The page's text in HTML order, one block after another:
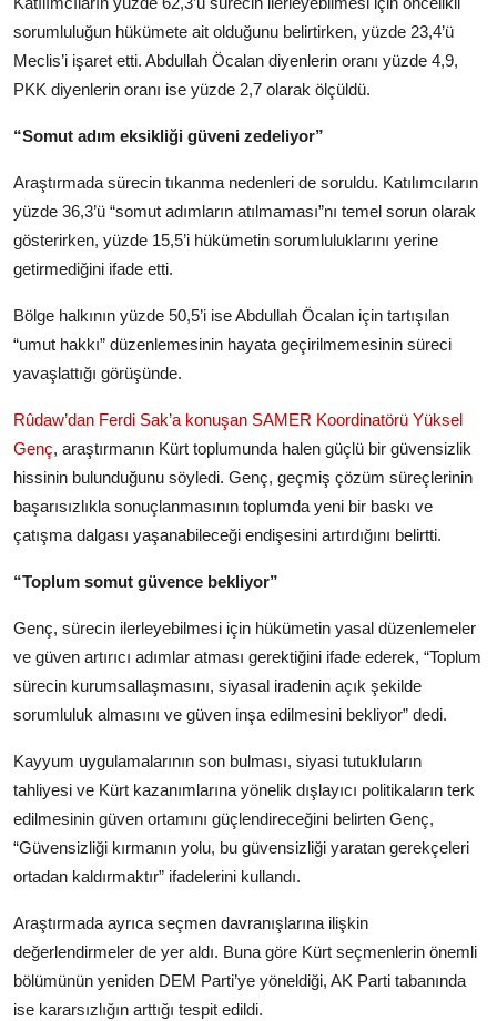
sorumluluğun hükümete ait olduğunu belirtirken, yüzde 23,4’ü
Meclis’i işaret etti. Abdullah Öcalan diyenlerin oranı yüzde 4,9,
PKK diyenlerin oranı ise yüzde 2,7 olarak ölçüldü.
“Somut adım eksikliği güveni zedeliyor”
Araştırmada sürecin tıkanma nedenleri de soruldu. Katılımcıların
yüzde 36,3’ü “somut adımların atılmaması”nı temel sorun olarak
gösterirken, yüzde 15,5’i hükümetin sorumluluklarını yerine
getirmediğini ifade etti.
Bölge halkının yüzde 50,5’i ise Abdullah Öcalan için tartışılan
“umut hakkı” düzenlemesinin hayata geçirilmemesinin süreci
yavaşlattığı görüşünde.
Rûdaw’dan Ferdi Sak’a konuşan SAMER Koordinatörü Yüksel
Genç, araştırmanın Kürt toplumunda halen güçlü bir güvensizlik
hissinin bulunduğunu söyledi. Genç, geçmiş çözüm süreçlerinin
başarısızlıkla sonuçlanmasının toplumda yeni bir baskı ve
çatışma dalgası yaşanabileceği endişesini artırdığını belirtti.
“Toplum somut güvence bekliyor”
Genç, sürecin ilerleyebilmesi için hükümetin yasal düzenlemeler
ve güven artırıcı adımlar atması gerektiğini ifade ederek, “Toplum
sürecin kurumsallaşmasını, siyasal iradenin açık şekilde
sorumluluk almasını ve güven inşa edilmesini bekliyor” dedi.
Kayyum uygulamalarının son bulması, siyasi tutukluların
tahliyesi ve Kürt kazanımlarına yönelik dışlayıcı politikaların terk
edilmesinin güven ortamını güçlendireceğini belirten Genç,
“Güvensizliği kırmanın yolu, bu güvensizliği yaratan gerekçeleri
ortadan kaldırmaktır” ifadelerini kullandı.
Araştırmada ayrıca seçmen davranışlarına ilişkin
değerlendirmeler de yer aldı. Buna göre Kürt seçmenlerin önemli
bölümünün yeniden DEM Parti’ye yöneldiği, AK Parti tabanında
ise kararsızlığın arttığı tespit edildi.